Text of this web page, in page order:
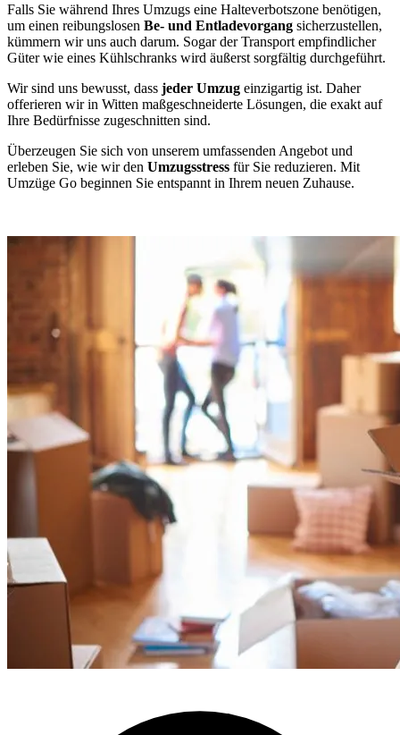
Falls Sie während Ihres Umzugs eine Halteverbotszone benötigen,
um einen reibungslosen Be- und Entladevorgang sicherzustellen,
kümmern wir uns auch darum. Sogar der Transport empfindlicher
Güter wie eines Kühlschranks wird äußerst sorgfältig durchgeführt.
Wir sind uns bewusst, dass jeder Umzug einzigartig ist. Daher
offerieren wir in Witten maßgeschneiderte Lösungen, die exakt auf
Ihre Bedürfnisse zugeschnitten sind.
Überzeugen Sie sich von unserem umfassenden Angebot und
erleben Sie, wie wir den Umzugsstress für Sie reduzieren. Mit
Umzüge Go beginnen Sie entspannt in Ihrem neuen Zuhause.